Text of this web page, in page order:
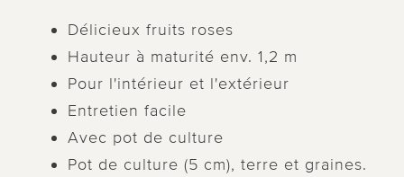
Délicieux fruits roses
Hauteur à maturité env. 1,2 m
Pour l'intérieur et l'extérieur
Entretien facile
Avec pot de culture
Pot de culture (5 cm), terre et graines.